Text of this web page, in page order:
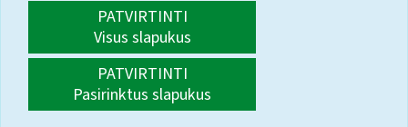
PATVIRTINTI
Visus slapukus
PATVIRTINTI
Pasirinktus slapukus